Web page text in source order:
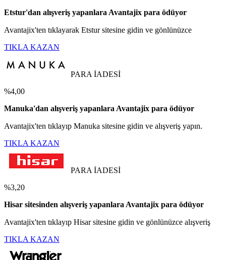
Etstur'dan alışveriş yapanlara Avantajix para ödüyor
Avantajix'ten tıklayarak Etstur sitesine gidin ve gönlünüzce
TIKLA KAZAN
PARA İADESİ
%4,00
Manuka'dan alışveriş yapanlara Avantajix para ödüyor
Avantajix'ten tıklayıp Manuka sitesine gidin ve alışveriş yapın.
TIKLA KAZAN
PARA İADESİ
%3,20
Hisar sitesinden alışveriş yapanlara Avantajix para ödüyor
Avantajix'ten tıklayıp Hisar sitesine gidin ve gönlünüzce alışveriş
TIKLA KAZAN